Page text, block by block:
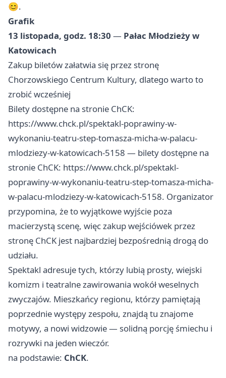
😊.
Grafik
13 listopada, godz. 18:30 — Pałac Młodzieży w
Katowicach
Zakup biletów załatwia się przez stronę
Chorzowskiego Centrum Kultury, dlatego warto to
zrobić wcześniej
Bilety dostępne na stronie ChCK:
https://www.chck.pl/spektakl-poprawiny-w-
wykonaniu-teatru-step-tomasza-micha-w-palacu-
mlodziezy-w-katowicach-5158 — bilety dostępne na
stronie ChCK: https://www.chck.pl/spektakl-
poprawiny-w-wykonaniu-teatru-step-tomasza-micha-
w-palacu-mlodziezy-w-katowicach-5158. Organizator
przypomina, że to wyjątkowe wyjście poza
macierzystą scenę, więc zakup wejściówek przez
stronę ChCK jest najbardziej bezpośrednią drogą do
udziału.
Spektakl adresuje tych, którzy lubią prosty, wiejski
komizm i teatralne zawirowania wokół weselnych
zwyczajów. Mieszkańcy regionu, którzy pamiętają
poprzednie występy zespołu, znajdą tu znajome
motywy, a nowi widzowie — solidną porcję śmiechu i
rozrywki na jeden wieczór.
na podstawie: ChCK.